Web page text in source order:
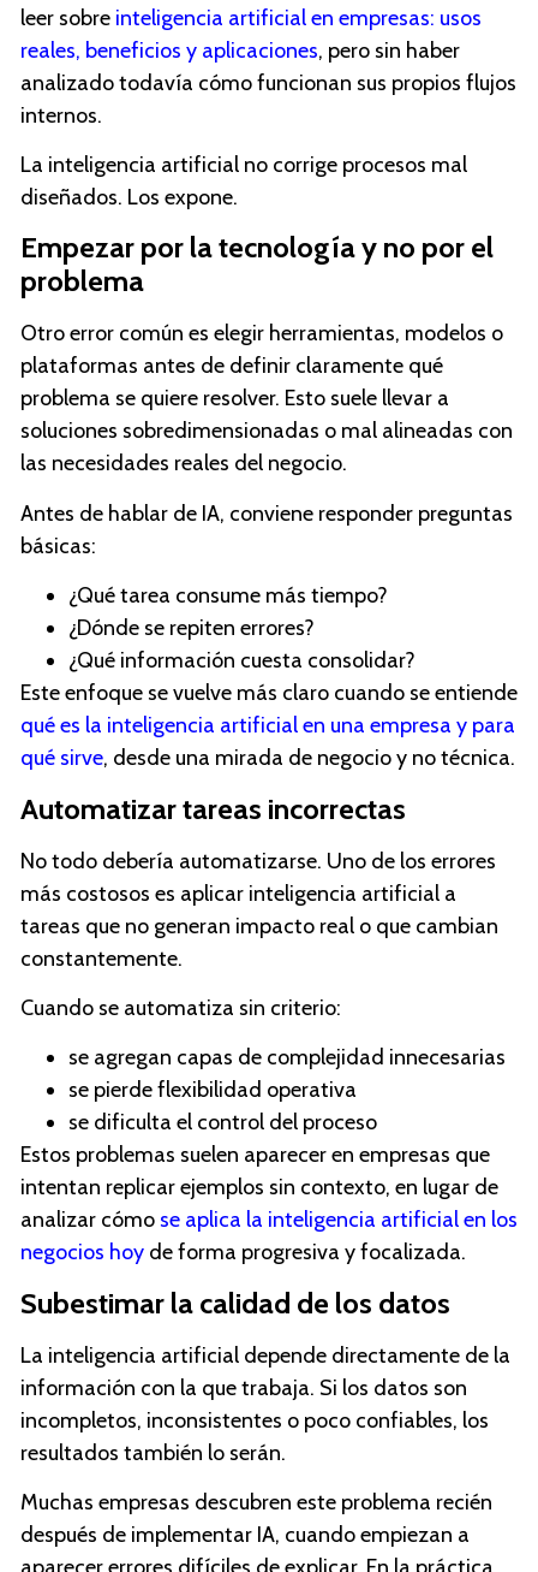
leer sobre inteligencia artificial en empresas: usos
reales, beneficios y aplicaciones, pero sin haber
analizado todavía cómo funcionan sus propios flujos
internos.
La inteligencia artificial no corrige procesos mal
diseñados. Los expone.
Empezar por la tecnología y no por el
problema
Otro error común es elegir herramientas, modelos o
plataformas antes de definir claramente qué
problema se quiere resolver. Esto suele llevar a
soluciones sobredimensionadas o mal alineadas con
las necesidades reales del negocio.
Antes de hablar de IA, conviene responder preguntas
básicas:
¿Qué tarea consume más tiempo?
¿Dónde se repiten errores?
¿Qué información cuesta consolidar?
Este enfoque se vuelve más claro cuando se entiende
qué es la inteligencia artificial en una empresa y para
qué sirve, desde una mirada de negocio y no técnica.
Automatizar tareas incorrectas
No todo debería automatizarse. Uno de los errores
más costosos es aplicar inteligencia artificial a
tareas que no generan impacto real o que cambian
constantemente.
Cuando se automatiza sin criterio:
se agregan capas de complejidad innecesarias
se pierde flexibilidad operativa
se dificulta el control del proceso
Estos problemas suelen aparecer en empresas que
intentan replicar ejemplos sin contexto, en lugar de
analizar cómo se aplica la inteligencia artificial en los
negocios hoy de forma progresiva y focalizada.
Subestimar la calidad de los datos
La inteligencia artificial depende directamente de la
información con la que trabaja. Si los datos son
incompletos, inconsistentes o poco confiables, los
resultados también lo serán.
Muchas empresas descubren este problema recién
después de implementar IA, cuando empiezan a